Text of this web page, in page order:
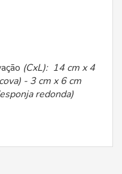
(CxL): 14 cm x 4
- 3 cm x 6 cm
redonda)